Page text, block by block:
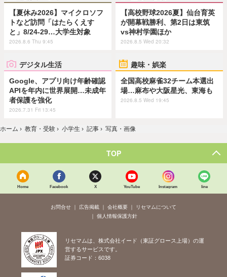
【夏休み2026】マイクロソフ
トなど訪問「はたらくえす
と」8/24-29…大学生対象
2026.8.6 Thu 9:45
【高校野球2026夏】仙台育英
が開幕戦勝利、第2日は東筑
vs神村学園ほか
2026.8.5 Wed 20:32
デジタル生活
Google、アプリ向け年齢確認
APIを年内に世界展開…未成年
者保護を強化
2026.7.31 Fri 13:45
趣味・娯楽
全国高校麻雀32チーム本選出
場…麻布や大阪星光、東海も
2026.8.5 Wed 19:45
ホーム › 教育・受験 › 小学生 › 記事 › 写真・画像
TOP
Home Facebook X YouTube Instagram line
お問合せ 広告掲載 会社概要
リセマムについて
個人情報保護方針
リセマムは、株式会社イード（東証グロース上場）の運
営するサービスです。
証券コード：6038